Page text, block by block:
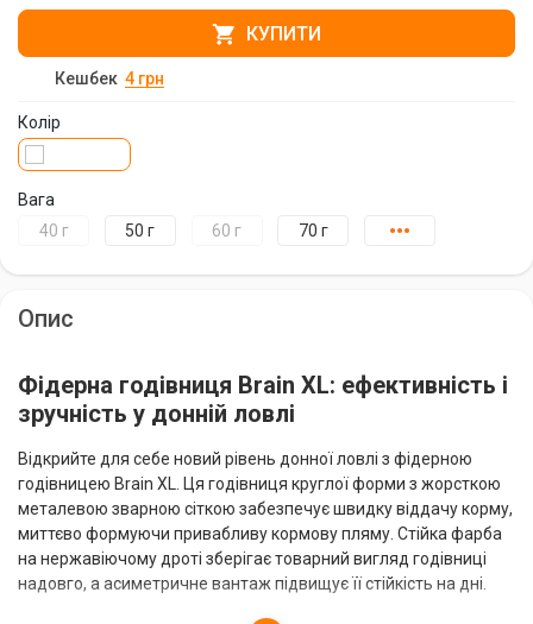
Колір
Вага
40 г
50 г 60 г 70 г 80 г
КУПИТИ
Кешбек 4 грн
Опис
Фідерна годівниця Brain XL: ефективність і
зручність у донній ловлі
Відкрийте для себе новий рівень донної ловлі з фідерною
годівницею Brain XL. Ця годівниця круглої форми з жорсткою
металевою зварною сіткою забезпечує швидку віддачу корму,
миттєво формуючи привабливу кормову пляму. Стійка фарба
на нержавіючому дроті зберігає товарний вигляд годівниці
надовго, а асиметричне вантаж підвищує її стійкість на дні.